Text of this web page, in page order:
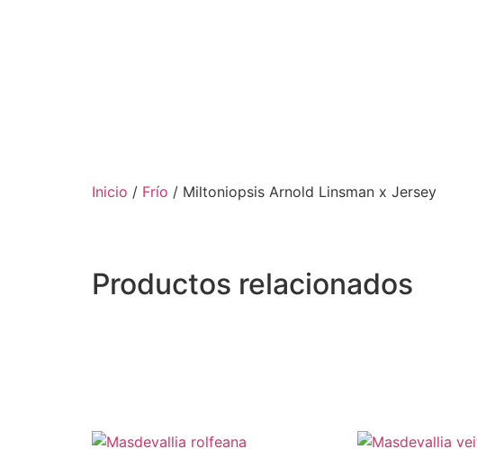
Inicio / Frío / Miltoniopsis Arnold Linsman x Jersey
Productos relacionados